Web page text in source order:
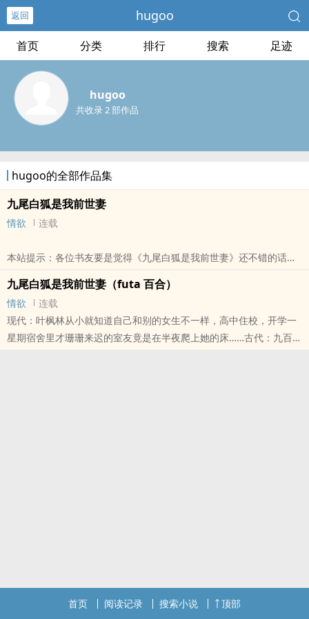
返回 hugoo
首页 分类 排行 搜索 足迹
hugoo
共收录 2 部作品
hugoo的全部作品集
九尾白狐是我前世妻
情欲 连载
本站提示：各位书友要是觉得《九尾白狐是我前世妻》还不错的话请
九尾白狐是我前世妻（futa 百合）
情欲
连载
现代：叶枫林从小就知道自己和别的女生不一样，高中住校，开学一
星期宿舍里才珊珊来迟的室友竟是在半夜爬上她的床……古代：九百年
首页 阅读记录 搜索小说 顶部